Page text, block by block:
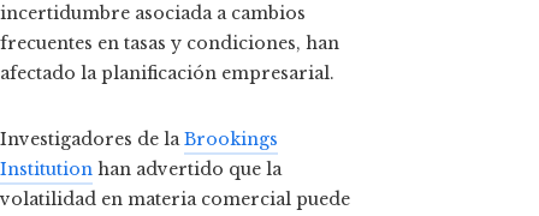
incertidumbre asociada a cambios
frecuentes en tasas y condiciones, han
afectado la planificación empresarial.
Investigadores de laBrookings
Institution han advertido que la
volatilidad en materia comercial puede